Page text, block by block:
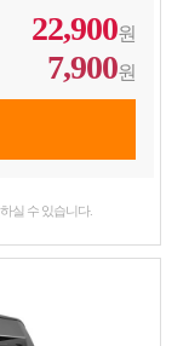
22,900원
7,900원
실 수 있습니다.